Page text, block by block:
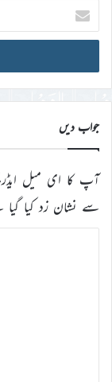
اپنا
ای
میل
ڈی
درج
کریں
جواب دیں
آپ کا ای میل
سے نشان زد کیا